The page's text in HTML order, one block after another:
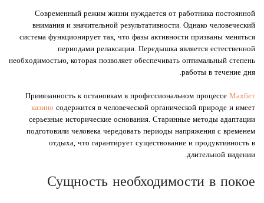
Современный режим жизни нуждается от работника постоянной
внимания и значительной результативности. Однако человеческий
система функционирует так, что фазы активности призваны меняться
периодами релаксации. Передышка является естественной
необходимостью, которая позволяет обеспечивать оптимальный степень
работы в течение дня.
Привязанность к остановкам в профессиональном процессе Махбет
казино содержится в человеческой органической природе и имеет
серьезные исторические основания. Старинные методы адаптации
подготовили человека чередовать периоды напряжения с временем
отдыха, что гарантирует существование и продуктивность в
длительной видении.
Сущность необходимости в покое